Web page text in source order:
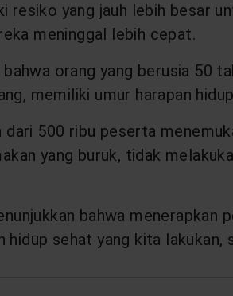
resiko yang jauh lebih besar
meninggal lebih cepat.
orang yang berusia
memiliki umur harapan
dari 500 ribu peserta
yang buruk, tidak
bahwa menerapkan
hidup sehat yang kita